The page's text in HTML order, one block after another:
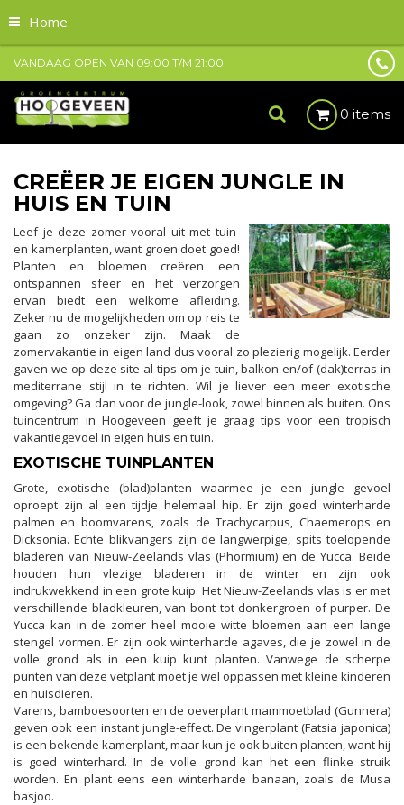
Home
VANDAAG OPEN VAN 09:00 T/M 21:00
0 items
CREËER JE EIGEN JUNGLE IN
HUIS EN TUIN
Leef je deze zomer vooral uit met tuin-
en kamerplanten, want groen doet goed!
Planten en bloemen creëren een
ontspannen sfeer en het verzorgen
ervan biedt een welkome afleiding.
Zeker nu de mogelijkheden om op reis te
gaan zo onzeker zijn. Maak de
zomervakantie in eigen land dus vooral zo plezierig mogelijk. Eerder
gaven we op deze site al tips om je tuin, balkon en/of (dak)terras in
mediterrane stijl in te richten. Wil je liever een meer exotische
omgeving? Ga dan voor de jungle-look, zowel binnen als buiten. Ons
tuincentrum in Hoogeveen geeft je graag tips voor een tropisch
vakantiegevoel in eigen huis en tuin.
EXOTISCHE TUINPLANTEN
Grote, exotische (blad)planten waarmee je een jungle gevoel
oproept zijn al een tijdje helemaal hip. Er zijn goed winterharde
palmen en boomvarens, zoals de Trachycarpus, Chaemerops en
Dicksonia. Echte blikvangers zijn de langwerpige, spits toelopende
bladeren van Nieuw-Zeelands vlas (Phormium) en de Yucca. Beide
houden hun vlezige bladeren in de winter en zijn ook
indrukwekkend in een grote kuip. Het Nieuw-Zeelands vlas is er met
verschillende bladkleuren, van bont tot donkergroen of purper. De
Yucca kan in de zomer heel mooie witte bloemen aan een lange
stengel vormen. Er zijn ook winterharde agaves, die je zowel in de
volle grond als in een kuip kunt planten. Vanwege de scherpe
punten van deze vetplant moet je wel oppassen met kleine kinderen
en huisdieren.
Varens, bamboesoorten en de oeverplant mammoetblad (Gunnera)
geven ook een instant jungle-effect. De vingerplant (Fatsia japonica)
is een bekende kamerplant, maar kun je ook buiten planten, want hij
is goed winterhard. In de volle grond kan het een flinke struik
worden. En plant eens een winterharde banaan, zoals de Musa
basjoo.